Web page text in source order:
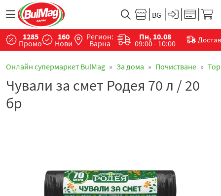
1285
Промо
160
Нови
Регион:
Варна
Пн, 10.08
09:00 - 10:00
Онлайн супермаркет BulMag За дома Почистване
Чували за смет Родея 70 л / 20
бр